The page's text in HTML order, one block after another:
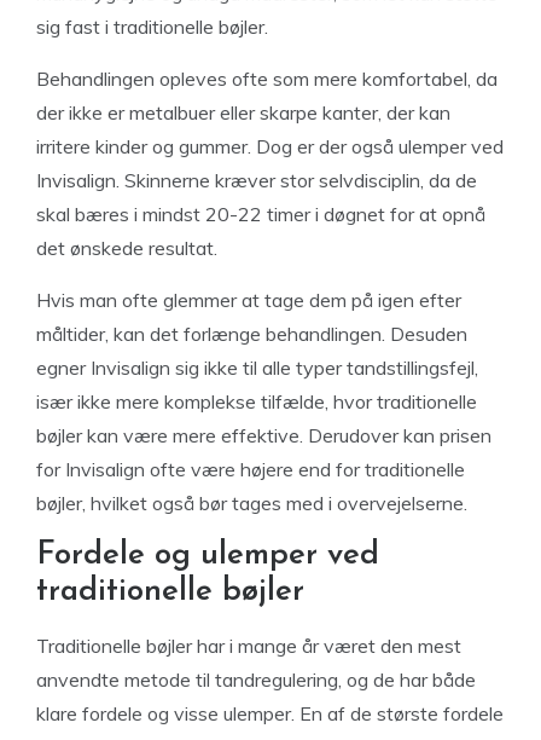
sig fast i traditionelle bøjler.
Behandlingen opleves ofte som mere komfortabel, da
der ikke er metalbuer eller skarpe kanter, der kan
irritere kinder og gummer. Dog er der også ulemper ved
Invisalign. Skinnerne kræver stor selvdisciplin, da de
skal bæres i mindst 20-22 timer i døgnet for at opnå
det ønskede resultat.
Hvis man ofte glemmer at tage dem på igen efter
måltider, kan det forlænge behandlingen. Desuden
egner Invisalign sig ikke til alle typer tandstillingsfejl,
især ikke mere komplekse tilfælde, hvor traditionelle
bøjler kan være mere effektive. Derudover kan prisen
for Invisalign ofte være højere end for traditionelle
bøjler, hvilket også bør tages med i overvejelserne.
Fordele og ulemper ved
traditionelle bøjler
Traditionelle bøjler har i mange år været den mest
anvendte metode til tandregulering, og de har både
klare fordele og visse ulemper. En af de største fordele